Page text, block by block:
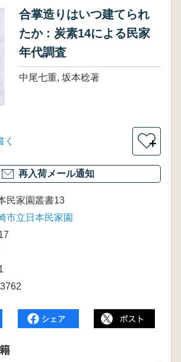
合掌造りはいつ建てられ
たか : 炭素14による民家
年代調査
中尾七重, 坂本稔著
く ＋
再入荷メール通知
民家園叢書13
市立日本民家園